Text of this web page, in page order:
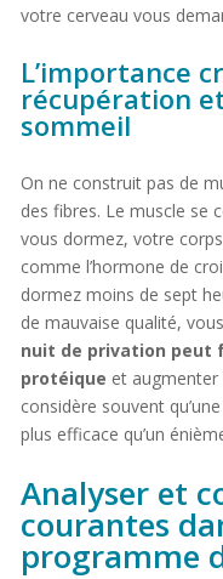
votre cerveau vous
L’importance
récupération
sommeil
On ne construit pas de
des fibres. Le muscle se
vous dormez, votre
comme l’hormone de
dormez moins de sept
de mauvaise qualité,
nuit de privation peut
protéique et augmenter
considère souvent
plus efficace qu’un
Analyser et
courantes
programme